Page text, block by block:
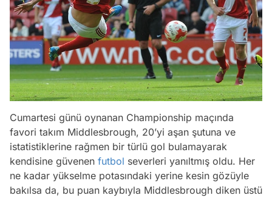
Cumartesi günü oynanan Championship maçında
favori takım Middlesbrough, 20’yi aşan şutuna ve
istatistiklerine rağmen bir türlü gol bulamayarak
kendisine güvenen futbol severleri yanıltmış oldu. Her
ne kadar yükselme potasındaki yerine kesin gözüyle
bakılsa da, bu puan kaybıyla Middlesbrough diken üstü